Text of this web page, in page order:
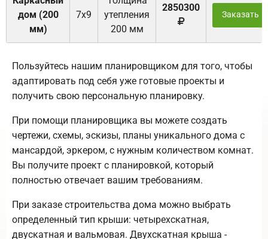
дом (200
мм)
7х9
утепления
200 мм
2850300
Заказать
Пользуйтесь нашим планировщиком для того, чтобы
адаптировать под себя уже готовые проекты и
получить свою персональную планировку.
При помощи планировщика вы можете создать
чертежи, схемы, эскизы, планы уникального дома с
мансардой, эркером, с нужным количеством комнат.
Вы получите проект с планировкой, который
полностью отвечает вашим требованиям.
При заказе строительства дома можно выбрать
определенный тип крыши: четырехскатная,
двускатная и вальмовая. Двухскатная крыша -